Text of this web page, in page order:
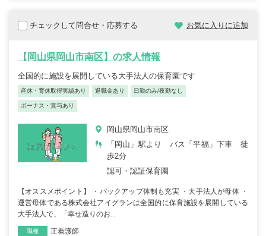
チェックして問合せ・応募する お気に入りに追加
【岡山県岡山市南区】の求人情報
全国的に施設を展開している大手法人の保育園です
産休・育休取得実績あり 退職金あり 日勤のみ/夜勤なし
ボーナス・賞与あり
岡山県岡山市南区
「岡山」駅より バス「平福」下車 徒
歩2分
認可・認証保育園
【オススメポイント】 ・バックアップ体制も充実 ・大手法人が母体 ・
運営母体である株式会社アイグランは全国的に保育施設を展開している
大手法人で、「幸せ造りのお...
職種 正看護師